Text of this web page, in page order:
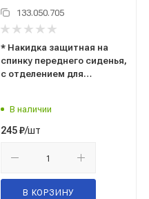
133.050.705
* Накидка защитная на
спинку переднего сиденья,
с отделением для
A78436S
В наличии
245₽/шт
В КОРЗИНУ